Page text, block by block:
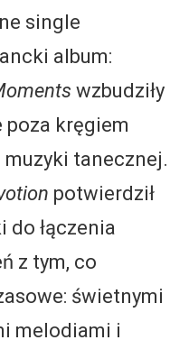
single
album:
wzbudziły
poza kręgiem
muzyki tanecznej.
potwierdził
do łączenia
z tym, co
świetnymi
melodiami i